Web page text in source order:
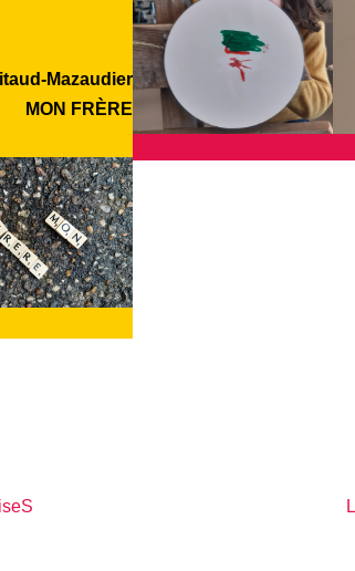
Mazaudier
MON FRÈRE